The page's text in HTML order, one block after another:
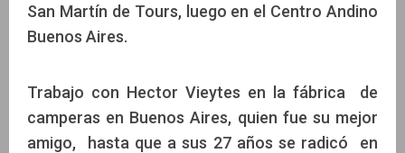
San Martín de Tours, luego en el Centro Andino
Buenos Aires.
Trabajo con Hector Vieytes en la fábrica de
camperas en Buenos Aires, quien fue su mejor
amigo, hasta que a sus 27 años se radicó en